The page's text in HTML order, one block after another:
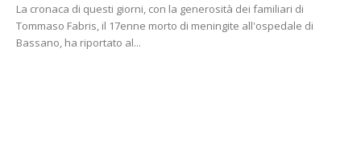
La cronaca di questi giorni, con la generosità dei familiari di
Tommaso Fabris, il 17enne morto di meningite all'ospedale di
Bassano, ha riportato al...